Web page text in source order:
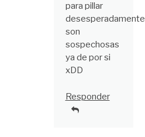
para pillar
son
sospechosas
ya de por si
xDD
Responder